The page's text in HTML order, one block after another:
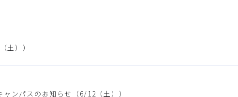
土））
ンパスのお知らせ（6/12（土））